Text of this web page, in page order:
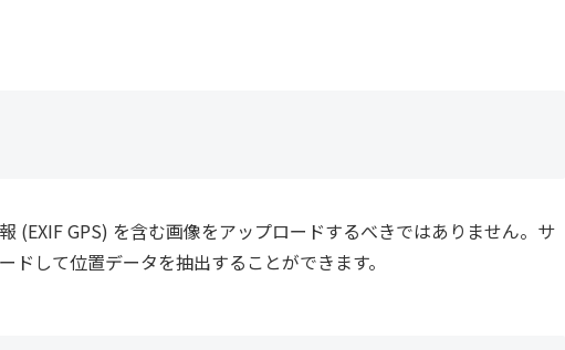
(EXIF GPS) を含む画像をアップロードするべきではありません。サ
して位置データを抽出することができます。